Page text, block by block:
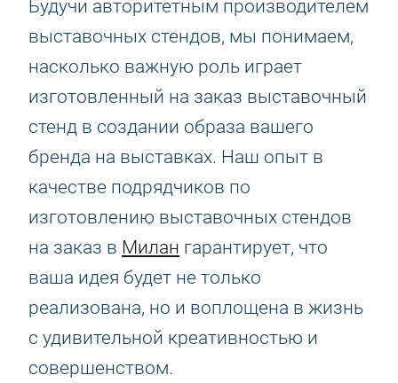
Будучи авторитетным производителем
выставочных стендов, мы понимаем,
насколько важную роль играет
изготовленный на заказ выставочный
стенд в создании образа вашего
бренда на выставках. Наш опыт в
качестве подрядчиков по
изготовлению выставочных стендов
на заказ в Милан гарантирует, что
ваша идея будет не только
реализована, но и воплощена в жизнь
с удивительной креативностью и
совершенством.